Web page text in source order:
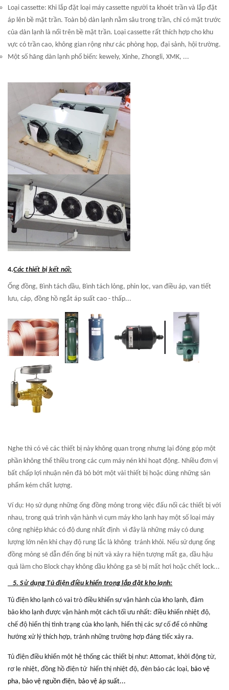
Loại cassette: Khi lắp đặt loại máy cassette người ta khoét trần và lắp đặt
áp lên bề mặt trần. Toàn bộ dàn lạnh nằm sâu trong trần, chỉ có mặt trước
của dàn lạnh là nổi trên bề mặt trần. Loại cassette rất thích hợp cho khu
vực có trần cao, không gian rộng như các phòng họp, đại sảnh, hội trường.
Một số hãng dàn lạnh phổ biến: kewely, Xinhe, Zhongli, XMK, ...
4.Các thiết bị kết nối:
Ống đồng, Bình tách dầu, Bình tách lỏng, phin lọc, van điều áp, van tiết
lưu, cáp, đồng hồ ngắt áp suất cao - thấp...
Nghe thì có vẻ các thiết bị này không quan trọng nhưng lại đóng góp một
phần không thể thiều trong các cụm máy nén khi hoạt động. Nhiều đơn vị
bất chấp lợi nhuận nên đã bỏ bớt một vài thiết bị hoặc dùng những sản
phẩm kém chất lượng.
Ví dụ: Họ sử dụng những ống đồng mỏng trong việc đấu nối các thiết bị với
nhau, trong quá trình vận hành vì cụm máy kho lạnh hay một số loại máy
công nghiệp khác có độ dung nhất định vì đây là những máy có dung
lượng lớn nên khi chạy độ rung lắc là không tránh khỏi. Nếu sử dụng ống
đồng mỏng sẽ dẫn đến ống bị nứt và xảy ra hiện tượng mất ga, dầu hậu
quả làm cho Block chạy không dầu không ga sẽ bị mất hơi hoặc chết lock...
5. Sử dụng Tủ điện điều khiển trong lắp đặt kho lạnh:
Tủ điện kho lạnh có vai trò điều khiển sự vận hành của kho lạnh, đảm
bảo kho lạnh được vận hành một cách tối ưu nhất: điều khiển nhiệt độ,
chế độ hiển thị tình trạng của kho lạnh, hiển thị các sự cố để có những
hướng xử lý thích hợp, tránh những trường hợp đáng tiếc xảy ra.
Tủ điện điều khiển một hệ thống các thiết bị như: Attomat, khởi động từ,
rơ le nhiệt, đồng hồ điện tử hiển thị nhiệt độ, đèn báo các loại, bảo vệ
pha, bảo vệ nguồn điện, bảo vệ áp suất...